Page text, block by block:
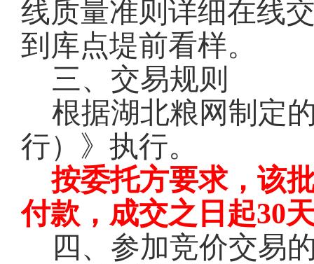
线质量准则详细在线
到库点堤前看样。
三、交易规则
根据湖北粮网制定
行）》执行。
按委托方要求，该
付款，成交之日起30
四、参加竞价交易